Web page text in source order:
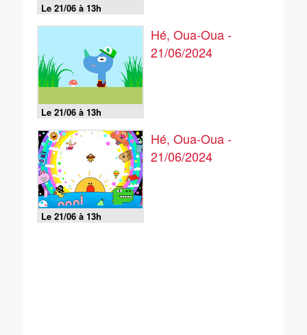
Le 21/06 à 13h
Le 21/06 à 13h
Hé, Oua-Oua -
21/06/2024
Le 21/06 à 13h
Hé, Oua-Oua -
21/06/2024